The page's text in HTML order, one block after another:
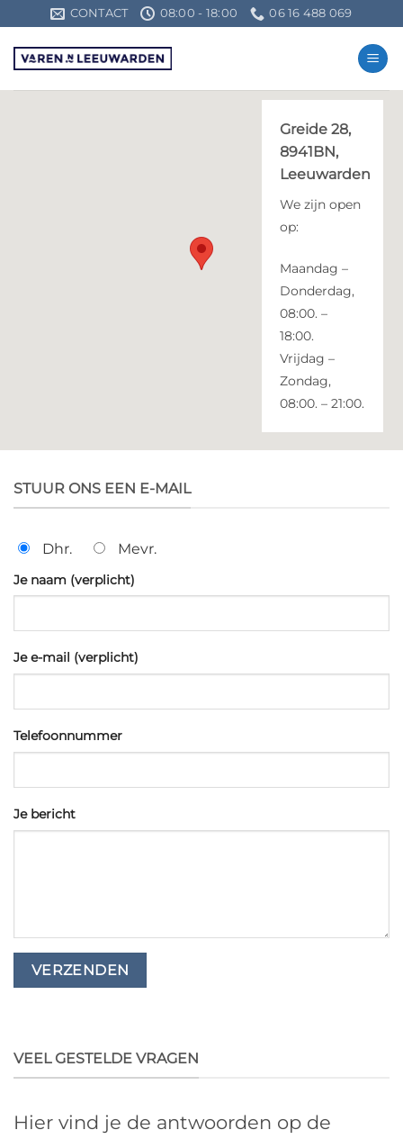
naar
inhoud
CONTACT 08:00 - 18:00 06 16 488 069
Greide 28,
8941BN,
Leeuwarden
We zijn open
op:
Maandag –
Donderdag,
08:00. –
18:00.
Vrijdag –
Zondag,
08:00. – 21:00.
STUUR ONS EEN E-MAIL
Dhr. Mevr.
Je naam (verplicht)
Je e-mail (verplicht)
Telefoonnummer
Je bericht
VEEL GESTELDE VRAGEN
Hier vind je de antwoorden op de